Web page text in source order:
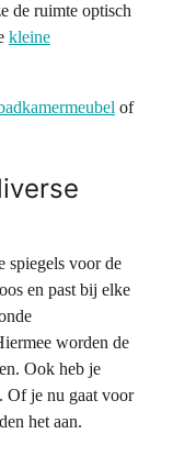
de ruimte optisch
kleine
of
spiegels voor de
en past bij elke
worden de
Ook heb je
Of je nu gaat voor
het aan.